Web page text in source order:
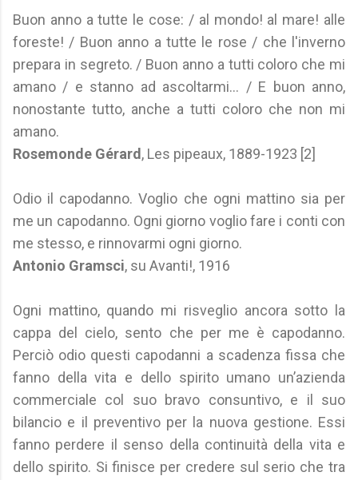
Buon anno a tutte le cose: / al mondo! al mare! alle
foreste! / Buon anno a tutte le rose / che l'inverno
prepara in segreto. / Buon anno a tutti coloro che mi
amano / e stanno ad ascoltarmi... / E buon anno,
nonostante tutto, anche a tutti coloro che non mi
amano.
Rosemonde Gérard , Les pipeaux, 1889-1923 [2]
Odio il capodanno. Voglio che ogni mattino sia per
me un capodanno. Ogni giorno voglio fare i conti con
me stesso, e rinnovarmi ogni giorno.
Antonio Gramsci, su Avanti!, 1916
Ogni mattino, quando mi risveglio ancora sotto la
cappa del cielo, sento che per me è capodanno.
Perciò odio questi capodanni a scadenza fissa che
fanno della vita e dello spirito umano un’azienda
commerciale col suo bravo consuntivo, e il suo
bilancio e il preventivo per la nuova gestione. Essi
fanno perdere il senso della continuità della vita e
dello spirito. Si finisce per credere sul serio che tra